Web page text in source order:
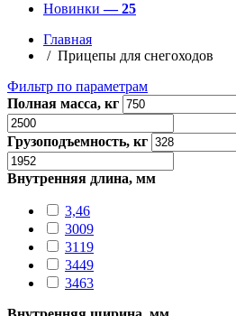
Новинки— 25
Главная
/ Прицепы для снегоходов
Фильтр по параметрам
Полная масса, кг
Грузоподъемность, кг
Внутренняя длина, мм
3,46
3009
3119
3449
3463